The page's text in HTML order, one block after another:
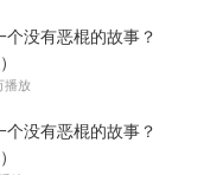
个没有恶棍的故事？
播放
个没有恶棍的故事？